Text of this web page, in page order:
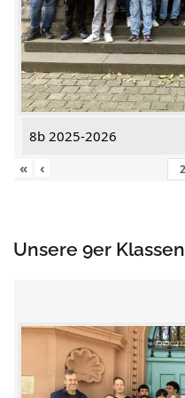
8b 2025-2026
«
‹
Unsere 9er Klassen